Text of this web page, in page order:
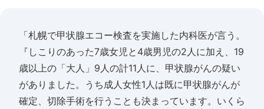
「札幌で甲状腺エコー検査を実施した内科医が言う。
『しこりのあった7歳女児と4歳男児の2人に加え、19
歳以上の「大人」9人の計11人に、甲状腺がんの疑い
がありました。うち成人女性1人は既に甲状腺がんが
確定、切除手術を行うことも決まっています。いくら